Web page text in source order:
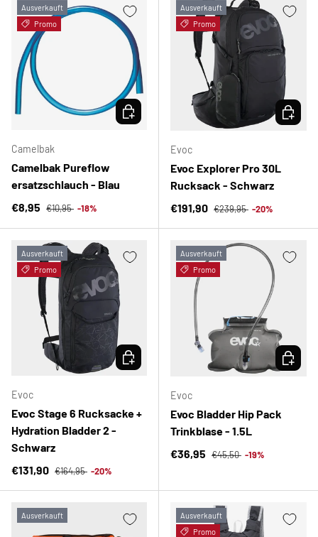
Ausverkauft
Promo
Camelbak
Camelbak Pureflow
ersatzschlauch - Blau
Verkaufspreis
€8,95 Normaler Preis
€10,95 -18%
OPTIONEN AUSWÄHLEN
Ausverkauft
Promo
Evoc
Evoc Explorer Pro 30L
Rucksack - Schwarz
Verkaufspreis
€191,90 Normaler Preis
€239,95 -20%
Ausverkauft
Promo
Evoc
Evoc Stage 6 Rucksacke +
Hydration Bladder 2 -
Schwarz
Verkaufspreis
€131,90 Normaler Preis
€164,95 -20%
OPTIONEN AUSWÄHLEN
Ausverkauft
Promo
Evoc
Evoc Bladder Hip Pack
Trinkblase - 1.5L
Verkaufspreis
€36,95 Normaler Preis
€45,50 -19%
Ausverkauft
Ausverkauft
Promo